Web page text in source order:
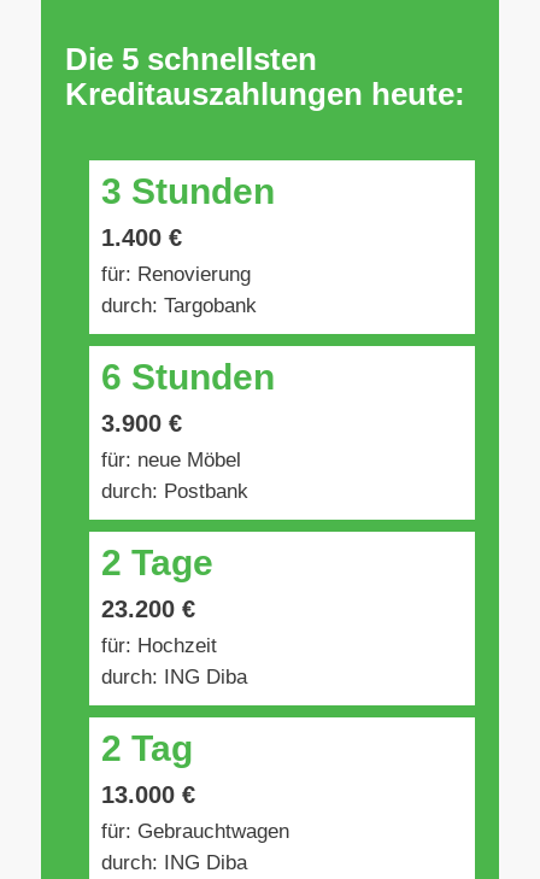
Die 5 schnellsten
Kreditauszahlungen heute:
3 Stunden
1.400 €
für: Renovierung
durch: Targobank
6 Stunden
3.900 €
für: neue Möbel
durch: Postbank
2 Tage
23.200 €
für: Hochzeit
durch: ING Diba
2 Tag
13.000 €
für: Gebrauchtwagen
durch: ING Diba